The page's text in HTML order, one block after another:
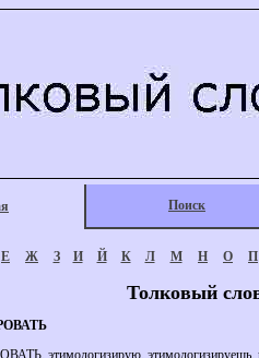
Поиск
Е Ж З И Й К Л М Н О П
Толковый
этимологизирую, этимологизируешь,